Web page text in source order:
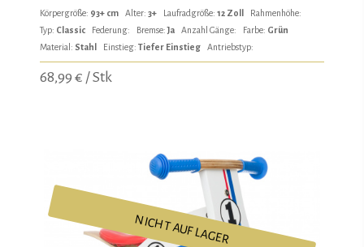
Körpergröße: 93+ cm Alter: 3+ Laufradgröße: 12 Zoll
Rahmenhöhe:
Typ: Classic Federung: Bremse:Ja Anzahl Gänge: Farbe: Grün
Material: Stahl Einstieg: Tiefer Einstieg Antriebstyp:
68,99 € / Stk
NICHT AUF LAGER